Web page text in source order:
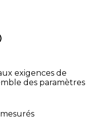
exigences de
des paramètres